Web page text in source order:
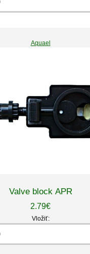
Aquael
Valve block APR
2.79€
Vložiť: